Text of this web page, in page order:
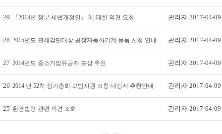
29 『2014년 정부 세법개정안』 에 대한 의견 요청 관리자 2017-04-09
28 2015년도 관세감면대상 공장자동화기계 물품 신청 안내 관리자 2017-04-09
27 2014년도 중소기업유공자 포상 추천 관리자 2017-04-09
26 2014 년 52차 정기총회 모범사원 표창 대상자 추천안내 관리자 2017-04-09
25 환경법령 관련 의견 조회 관리자 2017-04-09